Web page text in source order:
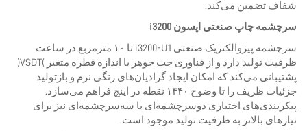
شفاف تضمین می‌کند.
سرچشمه چاپ صنعتی اپسون i3200
سرچشمه پیزوالکتریک صنعتی i3200-U1 تا ۱۰ مترمربع در ساعت
ظرفیت تولید دارد و از فناوری جت جوهر با اندازه قطره متغیر (VSDT)
پشتیبانی می‌کند که امکان ایجاد گرادیان‌های رنگی نرم و بازتولید
جزئیات ظریف را تا وضوح ۱۴۴۰ نقطه در اینچ فراهم می‌سازد.
پیکربندی‌های اختیاری دوسرچشمه‌ای یا سه‌سرچشمه‌ای نیز برای
نیازهای بالاتر به ظرفیت تولید موجود است.